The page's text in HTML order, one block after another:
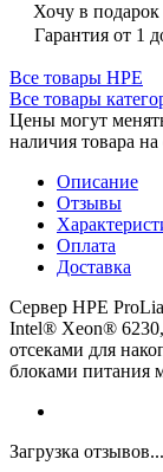
Хочу в подарок
Гарантия от 1
Все товары HPE
Все товары
Цены могут
наличия товара на
Описание
Отзывы
Оплата
Доставка
Сервер HPE
Intel® Xeon®
отсеками для
блоками питания
Загрузка отзывов...